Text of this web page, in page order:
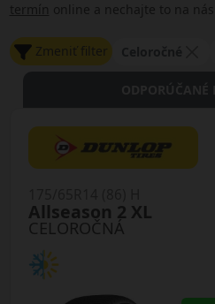
termín online a nechajte to na nás.
Zmeniť filter
CELOROČNÁ
Allseason 2 XL